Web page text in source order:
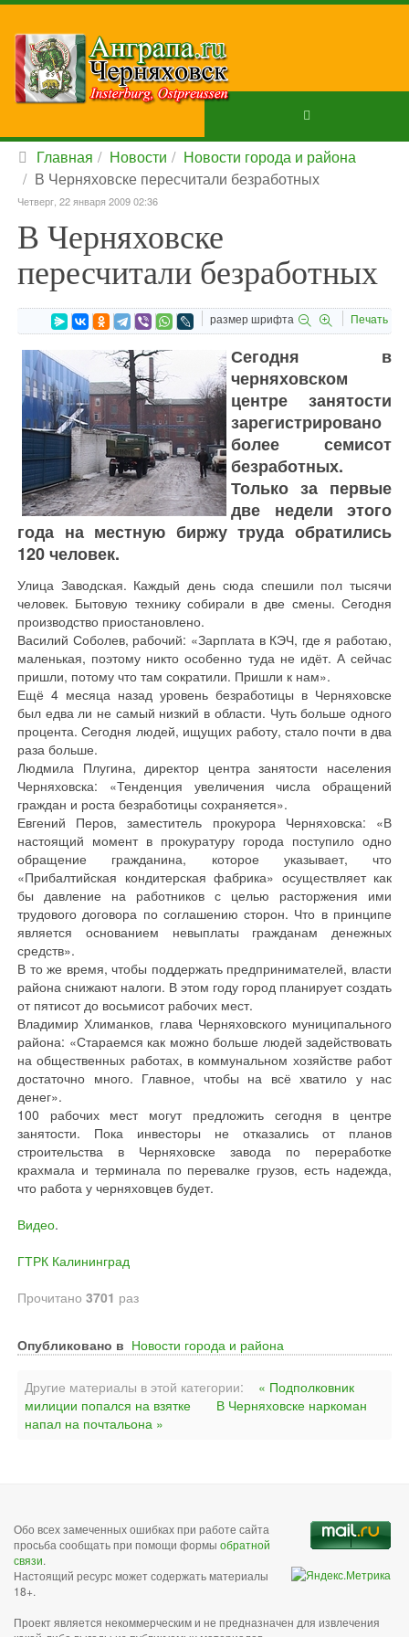
Главная Новости
Новости города и района
В Черняховске пересчитали безработных
Четверг, 22 января 2009 02:36
В Черняховске
пересчитали безработных
размер шрифта Печать
Сегодня в
черняховском
центре занятости
зарегистрировано
более семисот
безработных.
Только за первые
две недели этого
года на местную биржу труда обратились
120 человек.
Улица Заводская. Каждый день сюда спешили пол тысячи
человек. Бытовую технику собирали в две смены. Сегодня
производство приостановлено.
Василий Соболев, рабочий: «Зарплата в КЭЧ, где я работаю,
маленькая, поэтому никто особенно туда не идёт. А сейчас
пришли, потому что там сократили. Пришли к нам».
Ещё 4 месяца назад уровень безработицы в Черняховске
был едва ли не самый низкий в области. Чуть больше одного
процента. Сегодня людей, ищущих работу, стало почти в два
раза больше.
Людмила Плугина, директор центра занятости населения
Черняховска: «Тенденция увеличения числа обращений
граждан и роста безработицы сохраняется».
Евгений Перов, заместитель прокурора Черняховска: «В
настоящий момент в прокуратуру города поступило одно
обращение гражданина, которое указывает, что
«Прибалтийская кондитерская фабрика» осуществляет как
бы давление на работников с целью расторжения ими
трудового договора по соглашению сторон. Что в принципе
является основанием невыплаты гражданам денежных
средств».
В то же время, чтобы поддержать предпринимателей, власти
района снижают налоги. В этом году город планирует создать
от пятисот до восьмисот рабочих мест.
Владимир Хлиманков, глава Черняховского муниципального
района: «Стараемся как можно больше людей задействовать
на общественных работах, в коммунальном хозяйстве работ
достаточно много. Главное, чтобы на всё хватило у нас
денег».
100 рабочих мест могут предложить сегодня в центре
занятости. Пока инвесторы не отказались от планов
строительства в Черняховске завода по переработке
крахмала и терминала по перевалке грузов, есть надежда,
что работа у черняховцев будет.
Видео.
ГТРК Калининград
Прочитано 3701 раз
Опубликовано в Новости города и района
Другие материалы в этой категории:
« Подполковник
милиции попался на взятке
В Черняховске наркоман
напал на почтальона »
Обо всех замеченных ошибках при работе сайта
просьба сообщать при помощи формы обратной
связи.
Настоящий ресурс может содержать материалы
18+.
Проект является некоммерческим и не предназначен для извлечения